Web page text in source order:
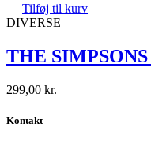
Tilføj til kurv
DIVERSE
THE
299,00 kr.
Kontakt